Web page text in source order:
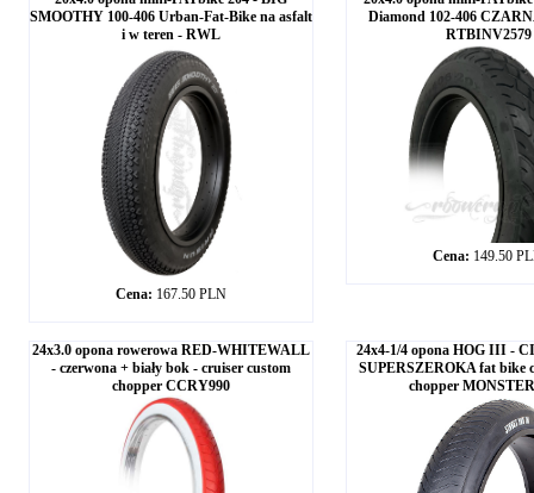
SMOOTHY 100-406 Urban-Fat-Bike na asfalt
i w teren - RWL
Cena: 167.50 PLN
Diamond 102-406
RTBINV2579
Cena: 149.50
24x3.0 opona rowerowa RED-WHITEWALL
- czerwona + biały bok - cruiser custom
chopper CCRY990
24x4-1/4 opona HOG III -
SUPERSZEROKA fat bike
chopper